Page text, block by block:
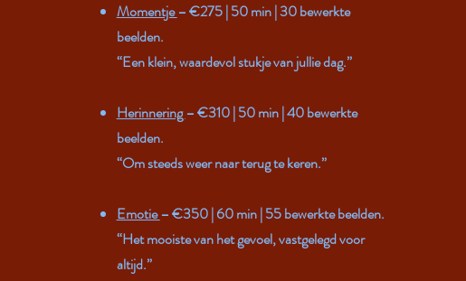
Momentje– €275 | 50 min | 30 bewerkte
beelden.
“Een klein, waardevol stukje van jullie dag.”
Herinnering– €310 | 50 min | 40 bewerkte
beelden.
“Om steeds weer naar terug te keren.”
Emotie– €350 | 60 min | 55 bewerkte beelden.
“Het mooiste van het gevoel, vastgelegd voor
altijd.”